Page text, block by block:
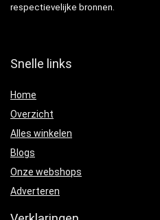
respectievelijke bronnen.
Snelle links
Home
Overzicht
Alles winkelen
Blogs
Onze webshops
Adverteren